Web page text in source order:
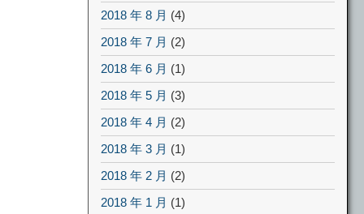
2018 年 8 月 (4)
2018 年 7 月 (2)
2018 年 6 月 (1)
2018 年 5 月 (3)
2018 年 4 月 (2)
2018 年 3 月 (1)
2018 年 2 月 (2)
2018 年 1 月 (1)